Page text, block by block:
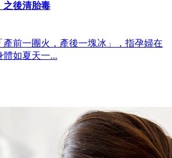
之後清胎毒
產前一團火，產後一塊冰」，指孕婦在
體如夏天一...